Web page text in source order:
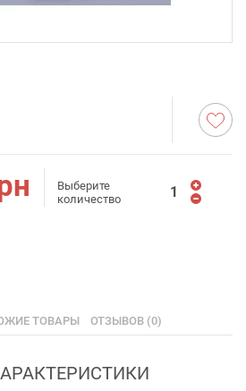
Выберите
количество
ТОВАРЫ ОТЗЫВОВ (0)